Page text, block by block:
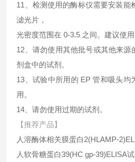
11、检测使用的酶标仪需要安装能
滤光片，
光密度范围在 0-3.5 之间。建议使
12、请勿使用其他批号或其他来源
剂盒中的试剂。
13、试验中所用的 EP 管和吸头均
用。
14、请勿使用过期的试剂。
【推荐产品】
人溶酶体相关膜蛋白2(HLAMP-
人软骨糖蛋白39(HC gp-39)ELISA